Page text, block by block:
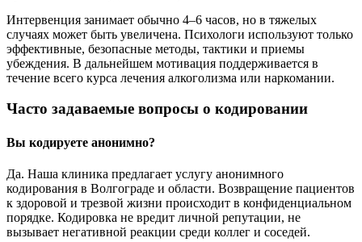
Интервенция занимает обычно 4–6 часов, но в тяжелых
случаях может быть увеличена. Психологи используют только
эффективные, безопасные методы, тактики и приемы
убеждения. В дальнейшем мотивация поддерживается в
течение всего курса лечения алкоголизма или наркомании.
Часто задаваемые вопросы о кодировании
Вы кодируете анонимно?
Да. Наша клиника предлагает услугу анонимного
кодирования в Волгограде и области. Возвращение пациентов
к здоровой и трезвой жизни происходит в конфиденциальном
порядке. Кодировка не вредит личной репутации, не
вызывает негативной реакции среди коллег и соседей.